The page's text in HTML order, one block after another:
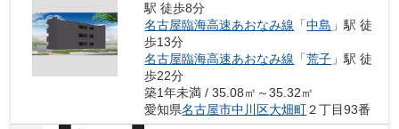
駅 徒歩8分
名古屋臨海高速あおなみ線 「中島 」駅 徒
歩13分
名古屋臨海高速あおなみ線 「荒子 」駅 徒
歩22分
築1年未満 / 35.08㎡～35.32㎡
愛知県名古屋市中川区大畑町２丁目93番